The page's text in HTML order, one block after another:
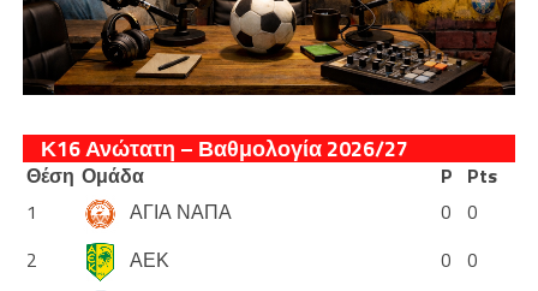
Κ16 Ανώτατη – Βαθμολογία 2026/27
Θέση Ομάδα P Pts
1
ΑΓΙΑ ΝΑΠΑ 0 0
2
ΑΕΚ 0 0